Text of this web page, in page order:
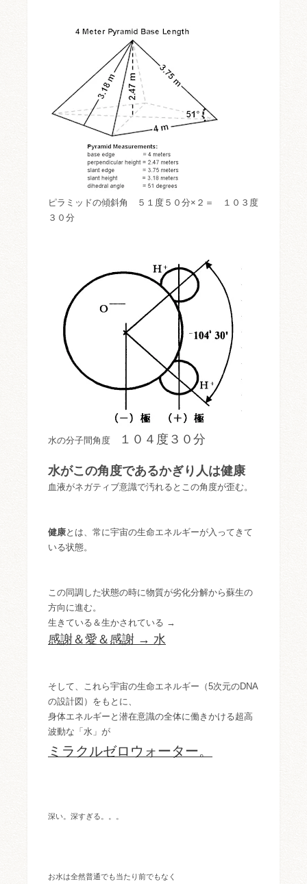
ピラミッドの傾斜角 ５１度５０分×２＝ １０３度
３０分
水の分子間角度 １０４度３０分
水がこの角度であるかぎり人は健康
血液がネガティブ意識で汚れるとこの角度が歪む。
健康とは、常に宇宙の生命エネルギーが入ってきて
いる状態。
この同調した状態の時に物質が劣化分解から蘇生の
方向に進む。
生きている＆生かされている →
感謝＆愛＆感謝 → 水
そして、これら宇宙の生命エネルギー（5次元のDNA
の設計図）をもとに、
身体エネルギーと潜在意識の全体に働きかける超高
波動な「水」が
ミラクルゼロウォーター。
深い。深すぎる。。。
お水は全然普通でも当たり前でもなく